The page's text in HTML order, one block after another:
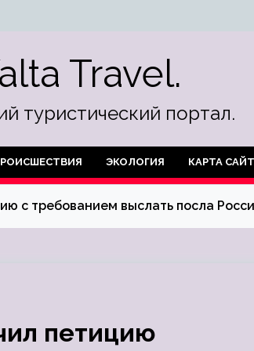
Travel.
туристический портал.
ЭКОЛОГИЯ КАРТА
с требованием выслать посла
петицию